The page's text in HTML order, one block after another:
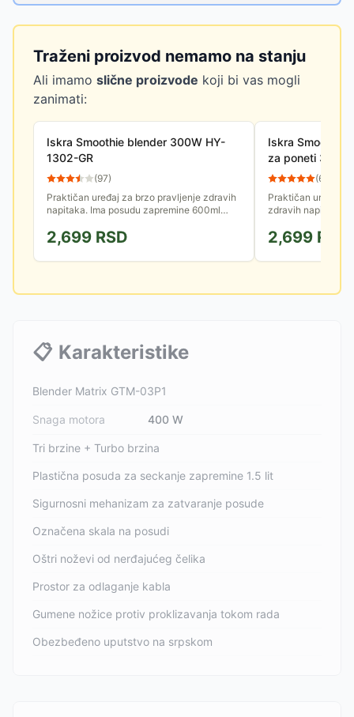
Traženi proizvod nemamo na stanju
Ali imamo slične proizvode koji bi vas mogli
zanimati:
Iskra Smoothie blender 300W HY-
1302-GR
(97)
Praktičan uređaj za brzo pravljenje zdravih
napitaka. Ima posudu zapremine 600ml
željeni napitak jer ima...
2,699 RSD
Iskra Smoothie
za poneti
(68
Praktičan uređaj
zdravih napitaka.
sa sobom.
2,699 RSD
📋 Karakteristike
Blender Matrix GTM-03P1
Snaga motora 400 W
Tri brzine + Turbo brzina
Plastična posuda za seckanje zapremine 1.5 lit
Sigurnosni mehanizam za zatvaranje posude
Označena skala na posudi
Oštri noževi od nerđajućeg čelika
Prostor za odlaganje kabla
Gumene nožice protiv proklizavanja tokom rada
Obezbeđeno uputstvo na srpskom